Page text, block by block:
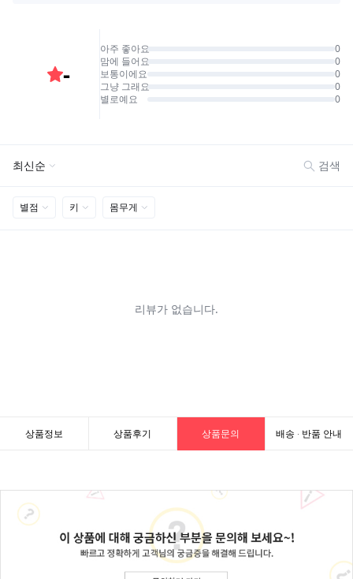
상품정보 상품후기 상품문의 배송 · 반품 안내